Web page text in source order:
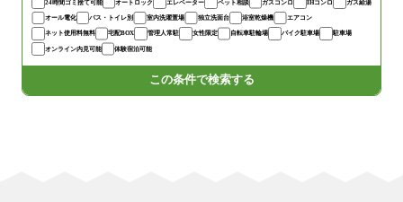
24時間ゴミ捨て可能 オートロック エレベーター ペット相談 ガスコンロ IHコンロ ガス給湯
オール電化 バス・トイレ別 室内洗濯置場 独立洗面台 浴室乾燥機 エアコン
ネット使用料無料 宅配BOX 管理人常駐 女性限定 自転車駐輪場 バイク駐車場 駐車場
オンライン内見可能 体験宿泊可能